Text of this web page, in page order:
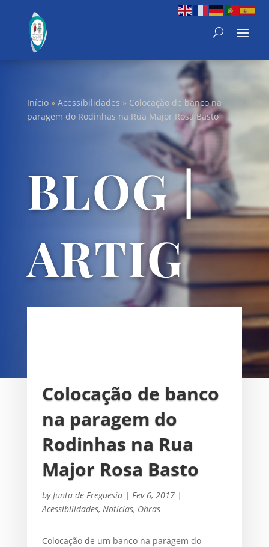
Início» Acessibilidades » Colocação de banco na
paragem do Rodinhas na Rua Major Rosa Basto
BLOG |
ARTIG
OS
Colocação de banco
na paragem do
Rodinhas na Rua
Major Rosa Basto
by Junta de Freguesia| Fev 6, 2017|
Acessibilidades, Notícias, Obras
Colocação de um banco na paragem do